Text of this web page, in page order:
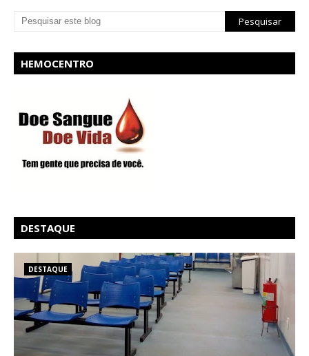
HEMOCENTRO
DESTAQUE
DESTAQUE